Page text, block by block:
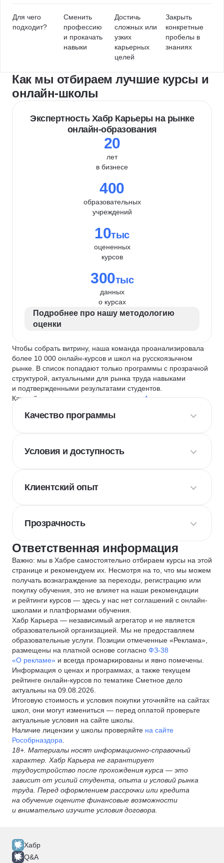
Для чего
подходит?
Сменить
профессию
и прокачать
навыки
Достичь
сложных или
узких
карьерных
целей
Закрыть
конкретные
пробелы в
знаниях
Как мы отбираем лучшие курсы и
онлайн-школы
Экспертность Хабр Карьеры на рынке
онлайн-образования
20
лет
в бизнесе
400
образовательных
учреждений
10тыс
оцененных
курсов
300тыс
данных
о курсах
Подробнее про нашу методологию
оценки
Чтобы собрать витрину, наша команда проанализировала
более 10 000 онлайн-курсов и школ на русскоязычном
рынке. В список попадают только программы с прозрачной
структурой, актуальными для рынка труда навыками
и подтвержденными результатами студентов.
Каждый курс и школу мы оцениваем по
4 критериям
Качество программы
Условия и доступность
Клиентский опыт
Прозрачность
Ответственная информация
Важно: мы в Хабре самостоятельно отбираем курсы на этой
странице и рекомендуем их. Несмотря на то, что мы можем
получать вознаграждение за переходы, регистрацию или
покупку обучения, это не влияет на наши рекомендации
и рейтинги курсов — здесь у нас нет соглашений с онлайн-
школами и платформами обучения.
Хабр Карьера — независимый агрегатор и не является
образовательной организацией. Мы не предоставляем
образовательные услуги. Позиции отмеченные «Реклама»,
размещены на платной основе согласно ФЗ-38
«О рекламе» и всегда промаркированы и явно помечены.
Информация о ценах и программах, а также текущем
рейтинге онлайн-курсов по тематике Сметное дело
актуальны на 09.08.2026.
Итоговую стоимость и условия покупки уточняйте на сайтах
школ, они могут измениться — перед оплатой проверьте
актуальные условия на сайте школы.
Наличие лицензии у школы проверяйте на сайте
Рособрназдора
18+. Материалы носят информационно-справочный
характер. Хабр Карьера не гарантирует
трудоустройство после прохождения курса — это
зависит от усилий студента, опыта и условий рынка
труда. Перед оформлением рассрочки или кредита
на обучение оцените финансовые возможности
и внимательно изучите условия договора.
Хабр
Q&A